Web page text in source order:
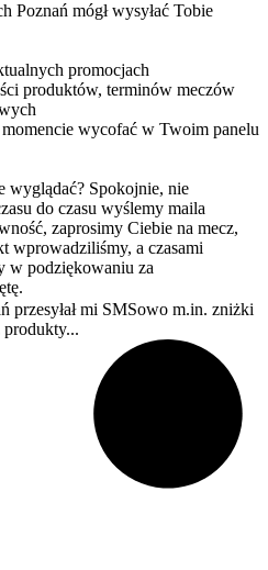
Poznań mógł wysyłać Tobie
promocjach
produktów, terminów meczów
wycofać w Twoim panelu
wyglądać? Spokojnie, nie
do czasu wyślemy maila
zaprosimy Ciebie na mecz,
wprowadziliśmy, a czasami
w podziękowaniu za
przesyłał mi SMSowo m.in. zniżki
produkty...